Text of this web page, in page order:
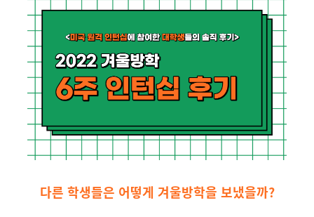
다른 학생들은 어떻게 겨울방학을 보냈을까?